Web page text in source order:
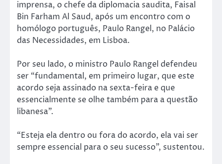
imprensa, o chefe da diplomacia saudita, Faisal
Bin Farham Al Saud, após um encontro com o
homólogo português, Paulo Rangel, no Palácio
das Necessidades, em Lisboa.
Por seu lado, o ministro Paulo Rangel defendeu
ser “fundamental, em primeiro lugar, que este
acordo seja assinado na sexta-feira e que
essencialmente se olhe também para a questão
libanesa”.
“Esteja ela dentro ou fora do acordo, ela vai ser
sempre essencial para o seu sucesso”, sustentou.